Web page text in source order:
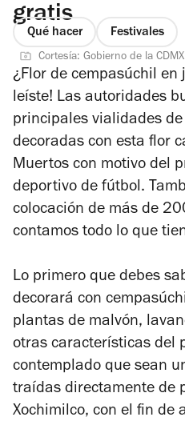
gratis
Qué hacer Festivales
Cortesía: Gobierno de la CDMX
¿Flor de cempasúchil en
leíste! Las autoridades
principales vialidades
decoradas con esta flor
Muertos con motivo del
deportivo de fútbol.
colocación de más de
contamos todo lo que
Lo primero que debes
decorará con
plantas de malvón,
otras características del
contemplado que sean
traídas directamente de
Xochimilco, con el fin de